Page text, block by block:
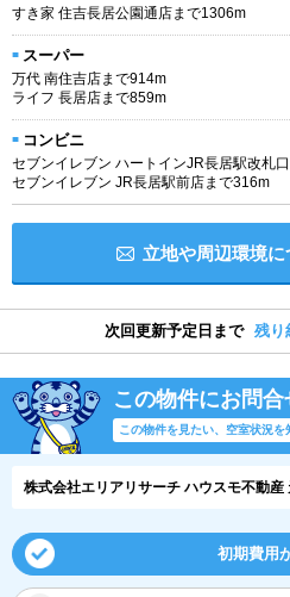
すき家 住吉長居公園通店まで1306m
スーパー
万代 南住吉店まで914m
ライフ 長居店まで859m
コンビニ
セブンイレブン ハートインJR長居駅改札
セブンイレブン JR長居駅前店まで316m
立地や周辺環境に
次回更新予定日まで 残り
この物件にお問合
この物件を見たい、空室状況を
株式会社エリアリサーチ ハウスモ不動産
初期費用